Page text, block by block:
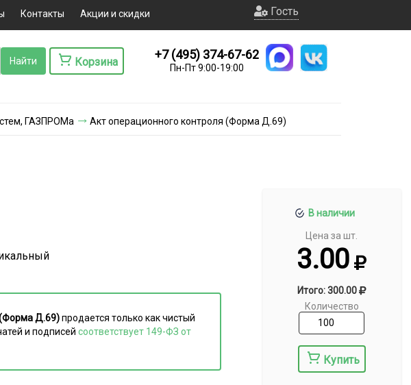
Контакты Акции и скидки Гость
Корзина
+7 (495) 374-67-62
Пн-Пт 9:00-19:00
ГАЗПРОМа Акт операционного контроля (Форма Д.69)
В наличии
Цена за шт.
3.00
Итого: 300.00
Количество
Купить
(Форма Д.69)продается только как чистый
и подписей соответствует 149-ФЗ от